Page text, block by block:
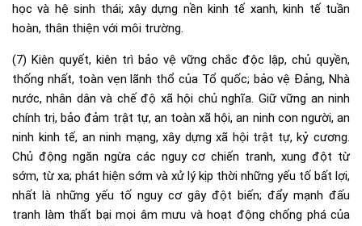
học và hệ sinh thái; xây dựng nền kinh tế xanh, kinh tế tuần
hoàn, thân thiện với môi trường.
(7) Kiên quyết, kiên trì bảo vệ vững chắc độc lập, chủ quyền,
thống nhất, toàn vẹn lãnh thổ của Tổ quốc; bảo vệ Đảng, Nhà
nước, nhân dân và chế độ xã hội chủ nghĩa. Giữ vững an ninh
chính trị, bảo đảm trật tự, an toàn xã hội, an ninh con người, an
ninh kinh tế, an ninh mạng, xây dựng xã hội trật tự, kỷ cương.
Chủ động ngăn ngừa các nguy cơ chiến tranh, xung đột từ
sớm, từ xa; phát hiện sớm và xử lý kịp thời những yếu tố bất lợi,
nhất là những yếu tố nguy cơ gây đột biến; đẩy mạnh đấu
tranh làm thất bại mọi âm mưu và hoạt động chống phá của